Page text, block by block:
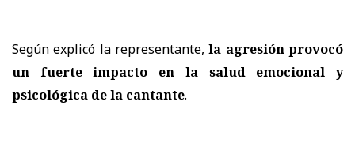
Según explicó la representante,la agresión provocó
un fuerte impacto en la salud emocional y
psicológica de la cantante.